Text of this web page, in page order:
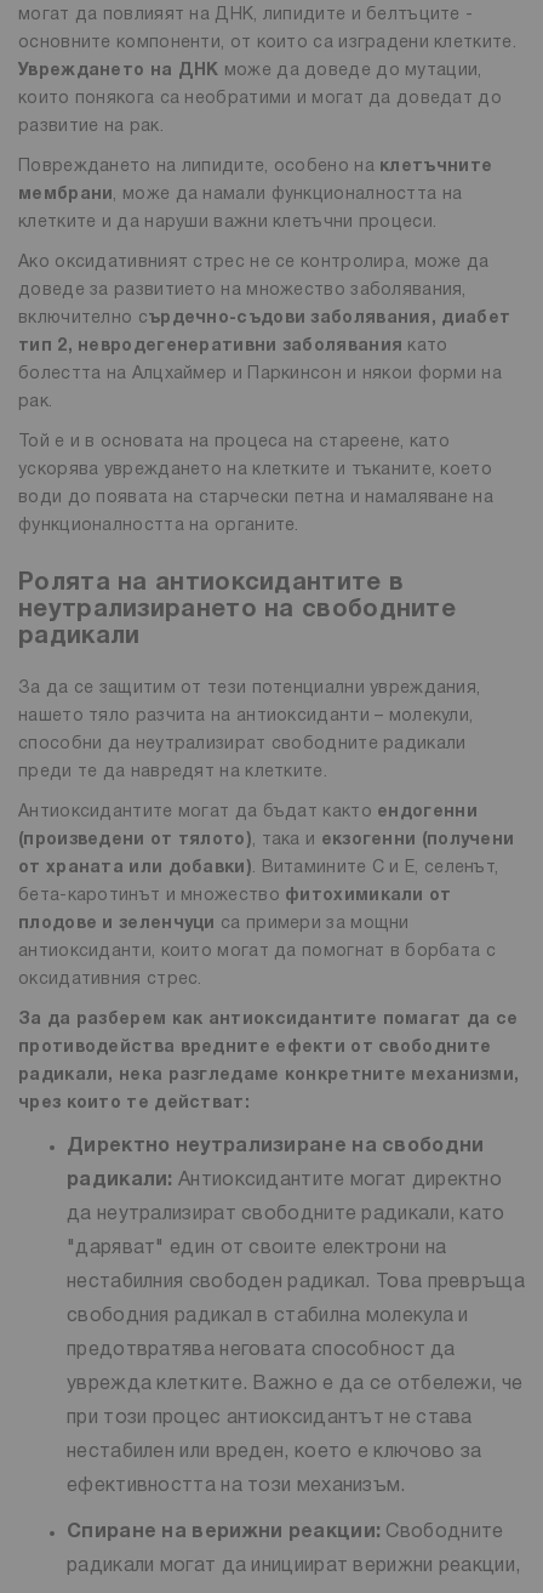
могат да повлияят на ДНК, липидите и белтъците -
основните компоненти, от които са изградени клетките.
Увреждането на ДНК може да доведе до мутации,
които понякога са необратими и могат да доведат до
развитие на рак.
Повреждането на липидите, особено на клетъчните
мембрани, може да намали функционалността на
клетките и да наруши важни клетъчни процеси.
Ако оксидативният стрес не се контролира, може да
доведе за развитието на множество заболявания,
включително сърдечно-съдови заболявания, диабет
тип 2, невродегенеративни заболявания като
болестта на Алцхаймер и Паркинсон и някои форми на
рак.
Той е и в основата на процеса на стареене, като
ускорява увреждането на клетките и тъканите, което
води до появата на старчески петна и намаляване на
функционалността на органите.
Ролята на антиоксидантите в
неутрализирането на свободните
радикали
За да се защитим от тези потенциални увреждания,
нашето тяло разчита на антиоксиданти – молекули,
способни да неутрализират свободните радикали
преди те да навредят на клетките.
Антиоксидантите могат да бъдат както ендогенни
(произведени от тялото), така и екзогенни (получени
от храната или добавки). Витамините C и E, селенът,
бета-каротинът и множество фитохимикали от
плодове и зеленчуци са примери за мощни
антиоксиданти, които могат да помогнат в борбата с
оксидативния стрес.
За да разберем как антиоксидантите помагат да се
противодейства вредните ефекти от свободните
радикали, нека разгледаме конкретните механизми,
чрез които те действат:
Директно неутрализиране на свободни
радикали:Антиоксидантите могат директно
да неутрализират свободните радикали, като
"даряват" един от своите електрони на
нестабилния свободен радикал. Това превръща
свободния радикал в стабилна молекула и
предотвратява неговата способност да
уврежда клетките. Важно е да се отбележи, че
при този процес антиоксидантът не става
нестабилен или вреден, което е ключово за
ефективността на този механизъм.
Спиране на верижни реакции: Свободните
радикали могат да инициират верижни реакции,